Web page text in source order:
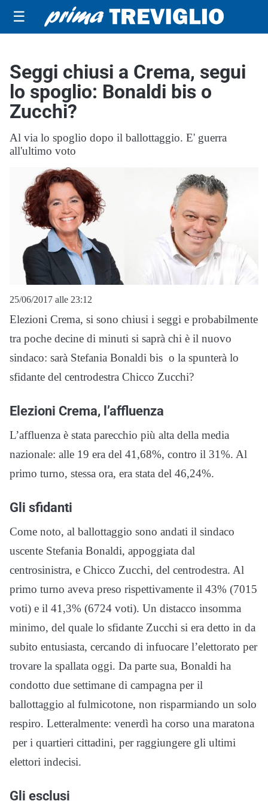
☰
Seggi chiusi a Crema, segui
lo spoglio: Bonaldi bis o
Zucchi?
Al via lo spoglio dopo il ballottaggio. E' guerra
all'ultimo voto
25/06/2017 alle 23:12
Elezioni Crema, si sono chiusi i seggi e probabilmente
tra poche decine di minuti si saprà chi è il nuovo
sindaco: sarà Stefania Bonaldi bis o la spunterà lo
sfidante del centrodestra Chicco Zucchi?
Elezioni Crema, l’affluenza
L’affluenza è stata parecchio più alta della media
nazionale: alle 19 era del 41,68%, contro il 31%. Al
primo turno, stessa ora, era stata del 46,24%.
Gli sfidanti
Come noto, al ballottaggio sono andati il sindaco
uscente Stefania Bonaldi, appoggiata dal
centrosinistra, e Chicco Zucchi, del centrodestra. Al
primo turno aveva preso rispettivamente il 43% (7015
voti) e il 41,3% (6724 voti). Un distacco insomma
minimo, del quale lo sfidante Zucchi si era detto in da
subito entusiasta, cercando di infuocare l’elettorato per
trovare la spallata oggi. Da parte sua, Bonaldi ha
condotto due settimane di campagna per il
ballottaggio al fulmicotone, non risparmiando un solo
respiro. Letteralmente: venerdì ha corso una maratona
per i quartieri cittadini, per raggiungere gli ultimi
elettori indecisi.
Gli esclusi